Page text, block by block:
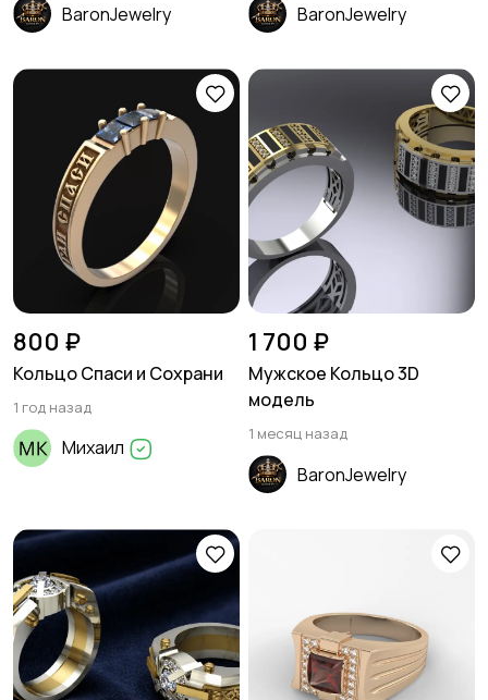
BaronJewelry BaronJewelry
800 ₽
Кольцо Спаси и Сохрани
1 год назад
Михаил
1 700 ₽
Мужское Кольцо 3D
модель
1 месяц назад
BaronJewelry